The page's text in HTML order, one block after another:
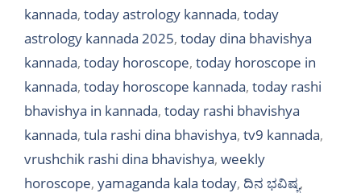
kannada, today astrology kannada, today
astrology kannada 2025, today dina bhavishya
kannada, today horoscope, today horoscope in
kannada, today horoscope kannada, today rashi
bhavishya in kannada, today rashi bhavishya
kannada, tula rashi dina bhavishya, tv9 kannada,
vrushchik rashi dina bhavishya, weekly
horoscope, yamaganda kala today, ದಿನ ಭವಿಷ್ಯ,